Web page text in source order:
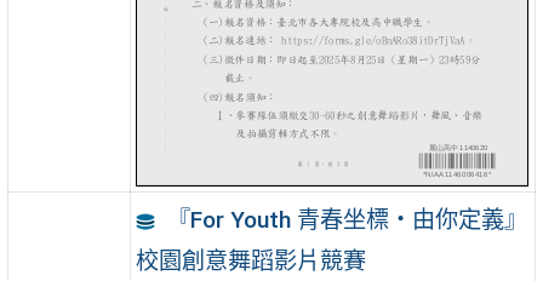
『For Youth 青春坐標・由你定義』
校園創意舞蹈影片競賽